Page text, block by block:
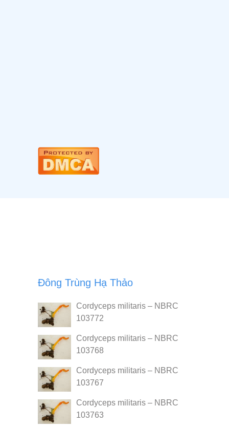
Đông Trùng Hạ Thảo
Cordyceps militaris – NBRC
103772
Cordyceps militaris – NBRC
103768
Cordyceps militaris – NBRC
103767
Cordyceps militaris – NBRC
103763